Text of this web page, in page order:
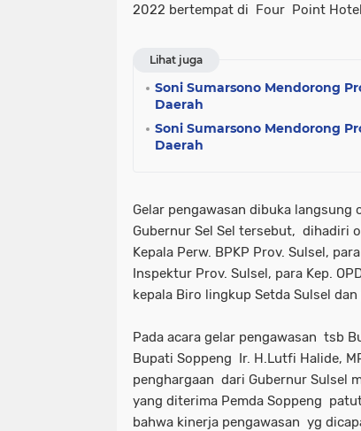
2022 bertempat di Four Point
Lihat juga
Soni Sumarsono Mendorong
Daerah
Soni Sumarsono Mendorong
Daerah
Gelar pengawasan dibuka langsung
Gubernur Sel Sel tersebut, dihadiri
Kepala Perw. BPKP Prov. Sulsel,
Inspektur Prov. Sulsel, para Kep.
kepala Biro lingkup Setda Sulsel
Pada acara gelar pengawasan tsb
Bupati Soppeng Ir. H.Lutfi Halide,
penghargaan dari Gubernur Sulsel
yang diterima Pemda Soppeng
bahwa kinerja pengawasan yg